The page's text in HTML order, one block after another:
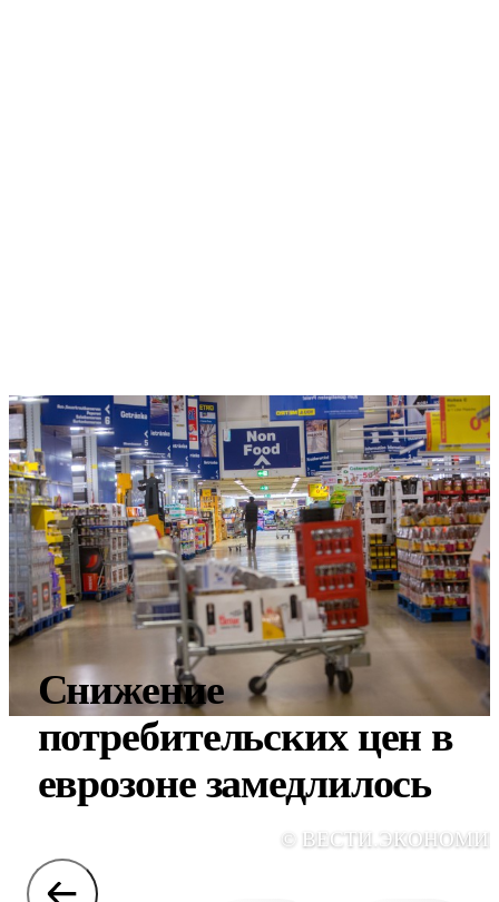
Снижение
потребительских цен в
еврозоне замедлилось
©